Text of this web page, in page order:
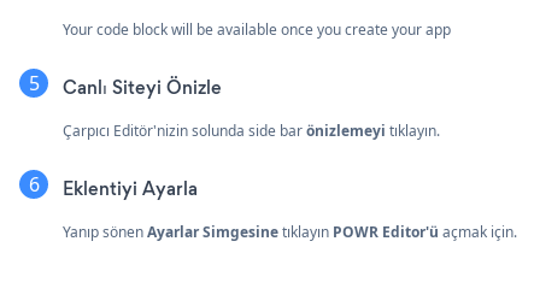
Your code block will be available once you create your app
Canlı Siteyi Önizle
Çarpıcı Editör'nizin solunda side barönizlemeyi tıklayın.
Eklentiyi Ayarla
Yanıp sönenAyarlar Simgesinetıklayın POWR Editor'ü açmak için.